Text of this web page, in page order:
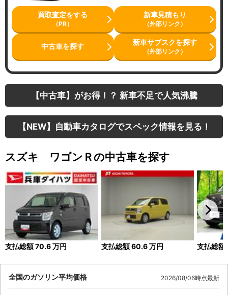
買取査定をする
（PR）
新車見積もり
（外部リンク）
中古車を探す 新車サブスクを探す
（外部リンク）
【中古車】がお得！？ 新車不足で人気沸騰
【NEW】自動車カタログでスペック情報を見る！
スズキ ワゴンＲの中古車を探す
支払総額70.6万円 支払総額60.6万円 支払総額
全国のガソリン平均価格 2026/08/06時点最新